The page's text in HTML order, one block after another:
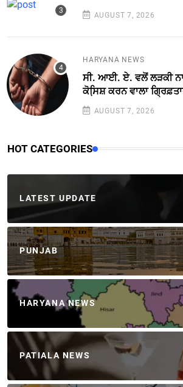
AUGUST 7, 2026
HARYANA NEWS
ਸੀ. ਆਈ. ਏ. ਵਲੋਂ ਲੜਕੀ
ਕੋਸਿ਼ਸ਼ ਕਰਨ ਵਾਲਾ
AUGUST 7, 2026
HOT CATEGORIES
LATEST UPDATE
PUNJAB
HARYANA NEWS
PATIALA NEWS